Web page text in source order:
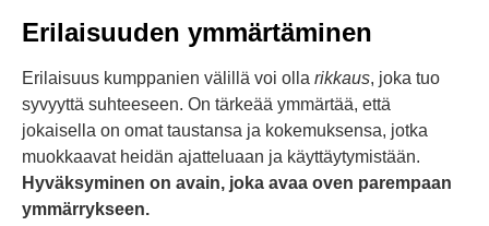
Erilaisuuden ymmärtäminen
Erilaisuus kumppanien välillä voi olla rikkaus, joka tuo
syvyyttä suhteeseen. On tärkeää ymmärtää, että
jokaisella on omat taustansa ja kokemuksensa, jotka
muokkaavat heidän ajatteluaan ja käyttäytymistään.
Hyväksyminen on avain, joka avaa oven parempaan
ymmärrykseen.